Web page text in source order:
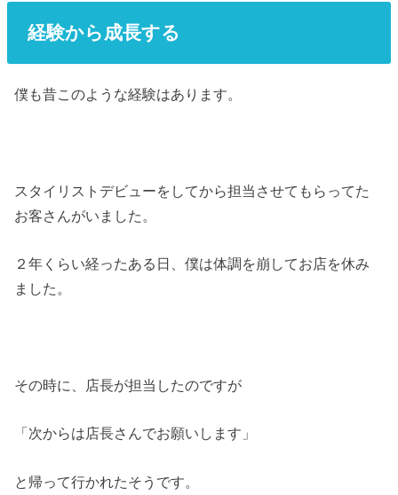
経験から成長する
僕も昔このような経験はあります。
スタイリストデビューをしてから担当させてもらってた
お客さんがいました。
２年くらい経ったある日、僕は体調を崩してお店を休み
ました。
その時に、店長が担当したのですが
「次からは店長さんでお願いします」
と帰って行かれたそうです。